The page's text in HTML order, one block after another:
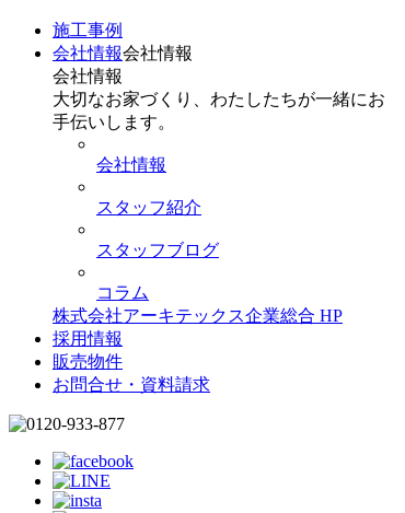
施工事例
会社情報会社情報
会社情報
大切なお家づくり、わたしたちが一緒にお
手伝いします。
会社情報
スタッフ紹介
スタッフブログ
コラム
株式会社アーキテックス企業総合 HP
採用情報
販売物件
お問合せ・資料請求